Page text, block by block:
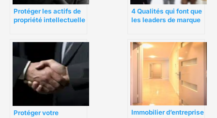
Protéger les actifs de
propriété intellectuelle
4 Qualités qui font que
les leaders de marque
marques
Protéger votre
Immobilier d’entreprise